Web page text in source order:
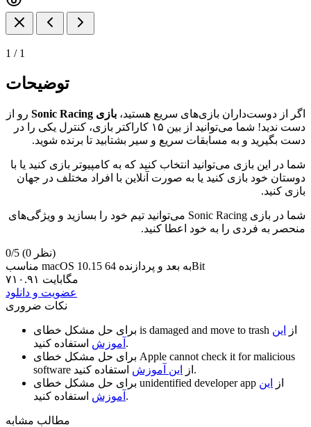
1 / 1
توضیحات
اگر از دوست‌داران بازی‌های سریع هستید، بازی Sonic Racing
رو از
دست ندید! شما می‌توانید از بین ۱۵ کاراکتر بازی، کنترل یکی را در
دست بگیرید و به مسابقات سریع و سیر بشتابید تا برنده شوید.
شما در این بازی می‌توانید انتخاب کنید که به کامپیوتر بازی کنید یا با
دوستان خود بازی کنید یا به صورت آنلاین با افراد مختلف در جهان
بازی کنید.
شما در بازی Sonic Racing می‌توانید تیم خود را بسازید و ویژگی‌های
منحصر به فردی را به خود اعطا کنید.
0/5
(0 نظر)
مناسب macOS 10.15 به بعد و پردازنده 64Bit
۷۱۰.۹۱ مگابایت
عضویت و دانلود
نکات ضروری
is damaged and move to trash از
این
آموزش استفاده کنید.
Apple cannot check it for malicious
software
از این آموزش
استفاده کنید.
unidentified developer app از
این
آموزش استفاده کنید.
مطالب مشابه